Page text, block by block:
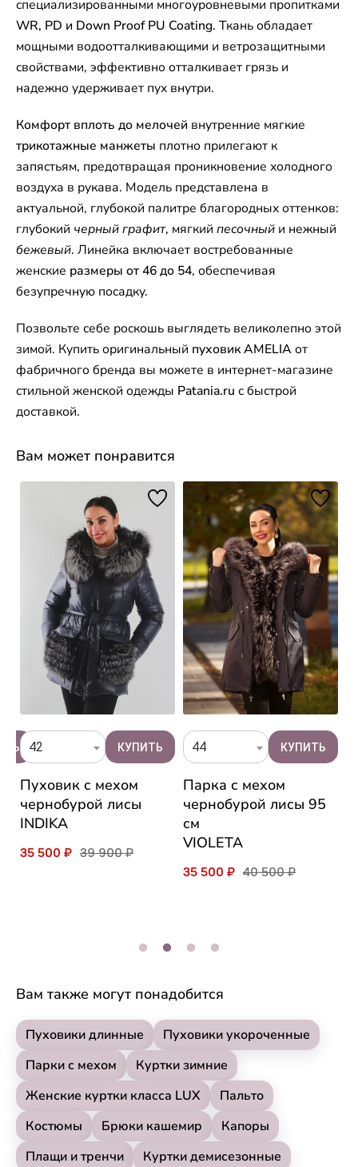
специализированными многоуровневыми пропитками
WR, PD и Down Proof PU Coating. Ткань обладает
мощными водоотталкивающими и ветрозащитными
свойствами, эффективно отталкивает грязь и
надежно удерживает пух внутри.
Комфорт вплоть до мелочей внутренние мягкие
трикотажные манжеты плотно прилегают к
запястьям, предотвращая проникновение холодного
воздуха в рукава. Модель представлена в
актуальной, глубокой палитре благородных оттенков:
глубокий черный графит, мягкий песочный и нежный
бежевый. Линейка включает востребованные
женские размеры от 46 до 54, обеспечивая
безупречную посадку.
Позвольте себе роскошь выглядеть великолепно этой
зимой. Купить оригинальный пуховик AMELIAот
фабричного бренда вы можете в интернет-магазине
стильной женской одежды Patania.ru с быстрой
доставкой.
Вам может понравится
42
Пуховик с мехом
чернобурой лисы
INDIKA
35 500 ₽ 39 900 ₽
44
Парка с мехом
чернобурой лисы 95
см
VIOLETA
35 500 ₽ 40 500 ₽
Вам также могут понадобится
Пуховики длинные
Пуховики укороченные
Парки с мехом
Куртки зимние
Женские куртки класса LUX
Пальто
Костюмы
Брюки кашемир
Капоры
Плащи и тренчи
Куртки демисезонные